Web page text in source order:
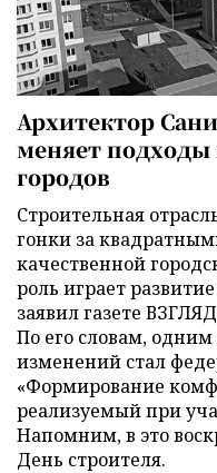
Архитектор
меняет подходы
городов
Строительная
гонки за
качественной
роль играет
заявил газете
По его словам,
изменений стал
«Формирование
реализуемый при
Напомним, в это
День строителя.